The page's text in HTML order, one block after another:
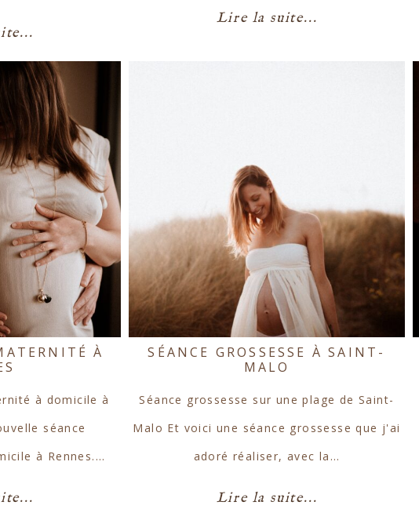
Lire la suite...
À
à domicile à
séance
à Rennes.…
SÉANCE GROSSESSE À SAINT-
MALO
Séance grossesse sur une plage de Saint-
Malo Et voici une séance grossesse que j'ai
adoré réaliser, avec la…
Lire la suite...